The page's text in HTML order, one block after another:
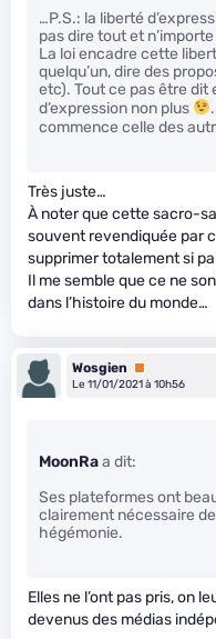
…P.S.: la liberté
pas dire tout et
La loi encadre cette
quelqu’un, dire des
etc). Tout ce pas être dit
d’expression non plus
commence celle des
Très juste…
À noter que cette sacro-
souvent revendiquée par
supprimer totalement si
Il me semble que ce ne
dans l’histoire du monde…
Wosgien
Premium
Le 11/01/2021 à 10h56
MoonRaa dit:
Ses plateformes ont
clairement nécessaire
hégémonie.
Elles ne l’ont pas pris, on
devenus des médias